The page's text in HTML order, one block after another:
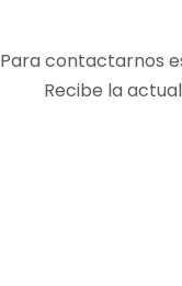
Para contactarnos
Recibe la